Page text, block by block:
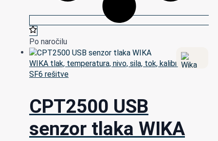
Po naročilu
WIKA tlak, temperatura, nivo, sila, tok, kalibracija in
SF6 rešitve
CPT2500 USB
senzor tlaka WIKA